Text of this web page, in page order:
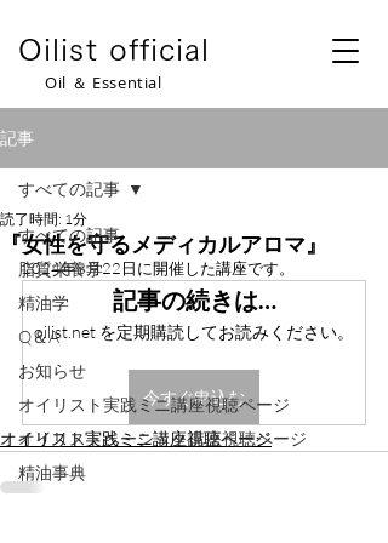
​Oilist official
​Oil ＆ Essential
記事
すべての記事
脂質栄養学
精油学
Q＆A
お知らせ
オイリスト実践ミニ講座視聴ページ
オイリストベーシック講座視聴ページ
精油事典
すべての記事
『女性を守るメディカルアロマ』
読了時間: 1分
2024年8月22日に開催した講座です。
記事の続きは…
oilist.net を定期購読してお読みください。
今すぐ申込む
オイリスト実践ミニ講座視聴ページ